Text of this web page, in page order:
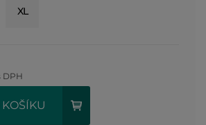
XL
DPH